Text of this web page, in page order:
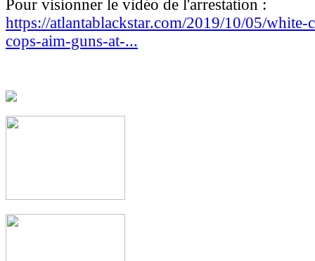
Pour visionner le vidéo de l'arrestation :
https://atlantablackstar.com/2019/10/05/white-
cops-aim-guns-at-...